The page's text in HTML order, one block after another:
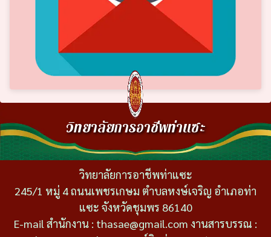
วิทยาลัยการอาชีพท่าแซะ
วิทยาลัยการอาชีพท่าแซะ
245/1 หมู่ 4 ถนนเพชรเกษม ตำบลหงษ์เจริญ อำเภอท่า
แซะ จังหวัดชุมพร 86140
E-mail สำนักงาน : thasae@gmail.com งานสารบรรณ :